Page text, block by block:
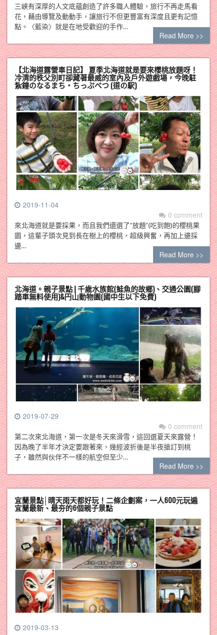
三峽有深厚的人文底蘊創造了許多職人體驗，旅行不再走馬看
花，藉由導覽及動動手，讓旅行不但更豐富有深度且更有記憶
點。〈藍染〉就是在地受歡迎的手作…
Read More >>
【北海道露營車日記】 夏季北海道就是要來櫻桃放題呀！
冷清的秩父別町卻藏著最威的室內及戶外遊戲場，今晚駐
紮鐘のなるまち・ちっぷべつ (道の駅)
2019-11-04
0 comment
來北海道就是要採果，而且我們還選了”放題”(吃到飽)的櫻桃果
園，這輩子頭次見到長在樹上的櫻桃，超級興奮，再加上邊採
邊…
Read More >>
北海道。親子景點 | 千歲水族館(鮭魚的故鄉)、交通公園(腳
踏車無料使用)&円山動物園(國中生以下免費)
2019-07-29
0 comment
第二次來北海道，第一次是冬天來滑雪，這回選夏天來露營！
因為晚了半年才決定要跟著來，幾經波折後是半夜搶訂到桃
子，雖然與伙伴不一樣的航空但至少…
Read More >>
宜蘭景點│晴天雨天都好玩！二條企劃案，一人600元玩遍
宜蘭最新、最夯的6個親子景點
2019-03-13